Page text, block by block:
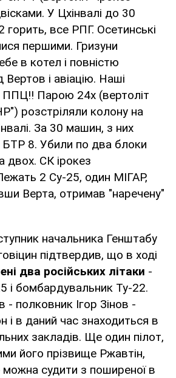
У Цхінвалі до 30
горить, все РПГ. Осетинські
першими. Гризуни
в котел і повністю
Вертов і авіацію. Наші
ППЦ!! Парою 24х (вертоліт
розстріляли колону на
За 30 машин, з них
8. Убили по два блоки
двох. СК ірокез
2 Су-25, один МІГАР,
Верта, отримав "наречену"
начальника Генштабу
підтвердив, що в ході
два російських літаки -
і бомбардувальник Ту-22.
- полковник Ігор Зінов -
і в даний час знаходиться в
закладів. Ще один пілот,
його прізвище Ржавтін,
можна судити з поширеної в